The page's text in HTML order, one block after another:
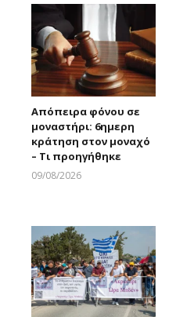
Απόπειρα φόνου σε
μοναστήρι: 6ημερη
κράτηση στον μοναχό
– Τι προηγήθηκε
09/08/2026